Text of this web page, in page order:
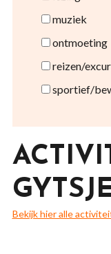
muziek
ontmoeting
reizen/
sportief/
Bekijk hier alle